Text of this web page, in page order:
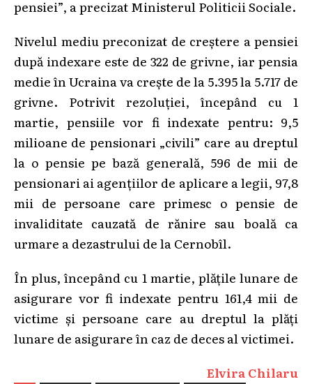
pensiei”, a precizat Ministerul Politicii Sociale.
Nivelul mediu preconizat de creștere a pensiei
după indexare este de 322 de grivne, iar pensia
medie în Ucraina va crește de la 5.395 la 5.717 de
grivne. Potrivit rezoluției, începând cu 1
martie, pensiile vor fi indexate pentru: 9,5
milioane de pensionari „civili” care au dreptul
la o pensie pe bază generală, 596 de mii de
pensionari ai agențiilor de aplicare a legii, 97,8
mii de persoane care primesc o pensie de
invaliditate cauzată de rănire sau boală ca
urmare a dezastrului de la Cernobîl.
În plus, începând cu 1 martie, plățile lunare de
asigurare vor fi indexate pentru 161,4 mii de
victime și persoane care au dreptul la plăți
lunare de asigurare în caz de deces al victimei.
Elvira Chilaru